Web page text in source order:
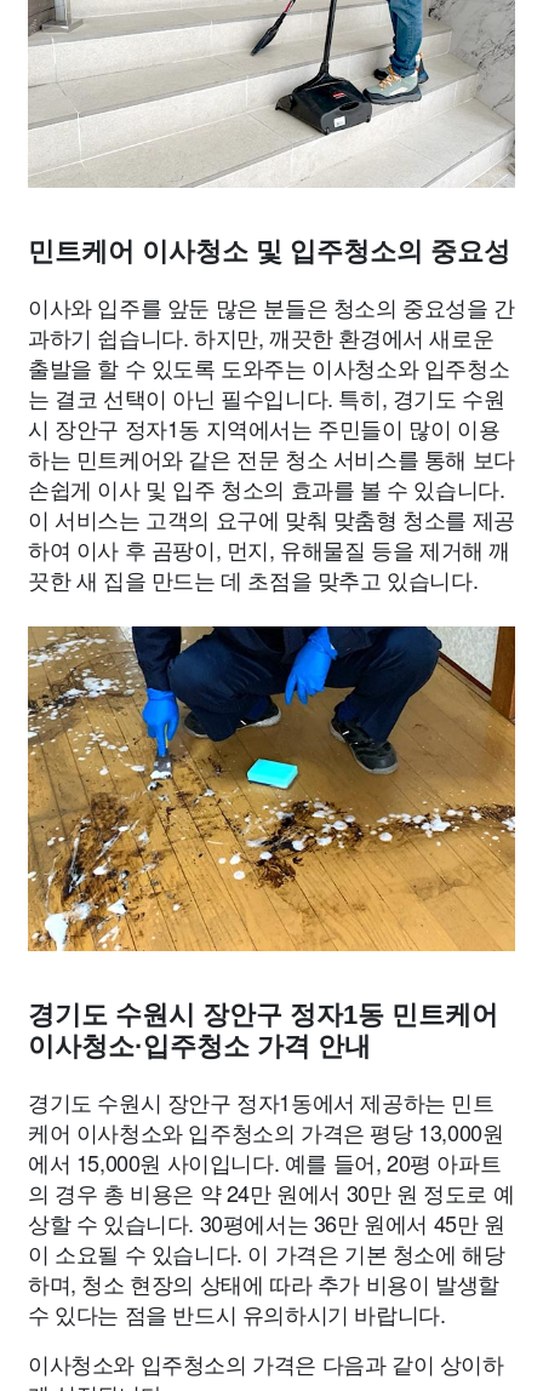
민트케어 이사청소 및 입주청소의 중요성
이사와 입주를 앞둔 많은 분들은 청소의 중요성을 간
과하기 쉽습니다. 하지만, 깨끗한 환경에서 새로운
출발을 할 수 있도록 도와주는 이사청소와 입주청소
는 결코 선택이 아닌 필수입니다. 특히, 경기도 수원
시 장안구 정자1동 지역에서는 주민들이 많이 이용
하는 민트케어와 같은 전문 청소 서비스를 통해 보다
손쉽게 이사 및 입주 청소의 효과를 볼 수 있습니다.
이 서비스는 고객의 요구에 맞춰 맞춤형 청소를 제공
하여 이사 후 곰팡이, 먼지, 유해물질 등을 제거해 깨
끗한 새 집을 만드는 데 초점을 맞추고 있습니다.
경기도 수원시 장안구 정자1동 민트케어
이사청소·입주청소 가격 안내
경기도 수원시 장안구 정자1동에서 제공하는 민트
케어 이사청소와 입주청소의 가격은 평당 13,000원
에서 15,000원 사이입니다. 예를 들어, 20평 아파트
의 경우 총 비용은 약 24만 원에서 30만 원 정도로 예
상할 수 있습니다. 30평에서는 36만 원에서 45만 원
이 소요될 수 있습니다. 이 가격은 기본 청소에 해당
하며, 청소 현장의 상태에 따라 추가 비용이 발생할
수 있다는 점을 반드시 유의하시기 바랍니다.
이사청소와 입주청소의 가격은 다음과 같이 상이하